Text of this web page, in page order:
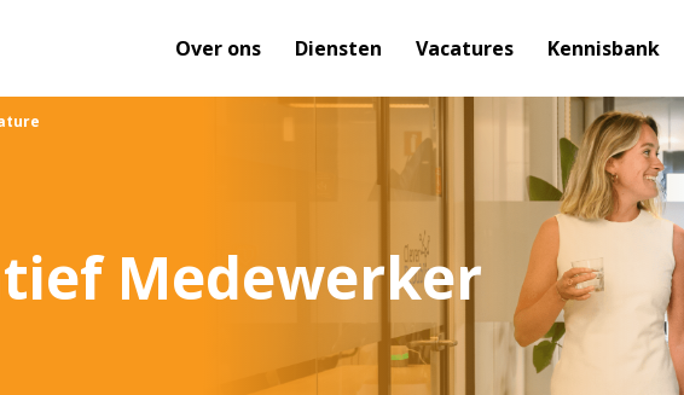
Over ons Diensten Vacatures Kennisbank
Medewerker